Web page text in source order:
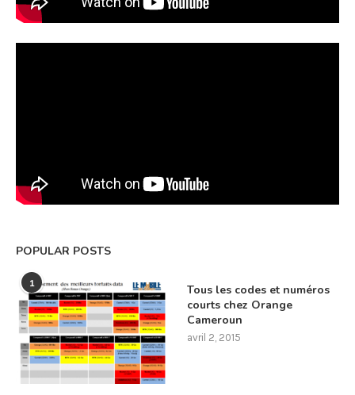
POPULAR POSTS
1
Tous les codes et numéros
courts chez Orange
Cameroun
avril 2, 2015